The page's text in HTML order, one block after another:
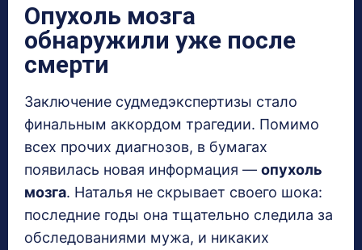
Опухоль мозга
обнаружили уже после
смерти
Заключение судмедэкспертизы стало
финальным аккордом трагедии. Помимо
всех прочих диагнозов, в бумагах
появилась новая информация — опухоль
мозга. Наталья не скрывает своего шока:
последние годы она тщательно следила за
обследованиями мужа, и никаких